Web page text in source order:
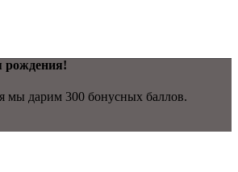
рождения!
мы дарим 300 бонусных баллов.